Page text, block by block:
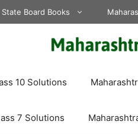
Board Books
10 Solutions
7 Solutions